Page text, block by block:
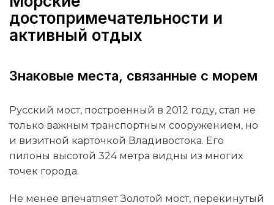
достопримечательности и
активный отдых
Знаковые места, связанные с морем
Русский мост, построенный в 2012 году, стал не
только важным транспортным сооружением, но
и визитной карточкой Владивостока. Его
пилоны высотой 324 метра видны из многих
точек города.
Не менее впечатляет Золотой мост, перекинутый